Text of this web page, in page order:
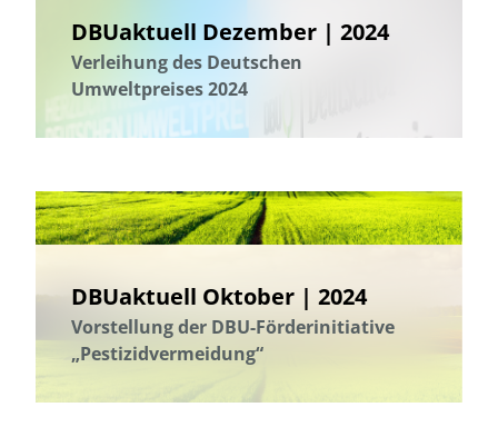
DBUaktuell Dezember | 2024
Verleihung des Deutschen
Umweltpreises 2024
DBUaktuell Oktober | 2024
Vorstellung der DBU-Förderinitiative
„Pestizidvermeidung“